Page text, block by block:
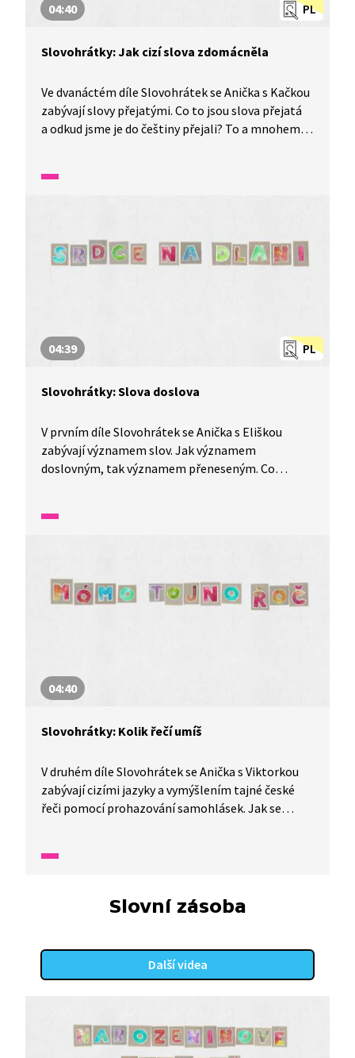
PL
04:40
Slovohrátky: Jak cizí slova zdomácněla
Ve dvanáctém díle Slovohrátek se Anička s Kačkou
zabývají slovy přejatými. Co to jsou slova přejatá
a odkud jsme je do češtiny přejali? To a mnohem
PL
04:39
Slovohrátky: Slova doslova
V prvním díle Slovohrátek se Anička s Eliškou
zabývají významem slov. Jak významem
doslovným, tak významem přeneseným. Co
v tomto díle nazvaném Srdce na dlani aneb slova
04:40
Slovohrátky: Kolik řečí umíš
V druhém díle Slovohrátek se Anička s Viktorkou
zabývají cizími jazyky a vymýšlením tajné české
řeči pomocí prohazování samohlásek. Jak se
Slovní zásoba
Další videa